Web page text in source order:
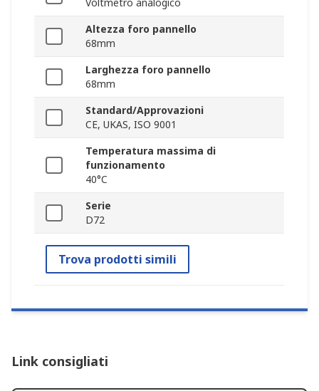
Voltmetro analogico
Altezza foro pannello
68mm
Larghezza foro pannello
68mm
Standard/Approvazioni
CE, UKAS, ISO 9001
Temperatura massima di
funzionamento
40°C
Serie
D72
Trova prodotti simili
Link consigliati